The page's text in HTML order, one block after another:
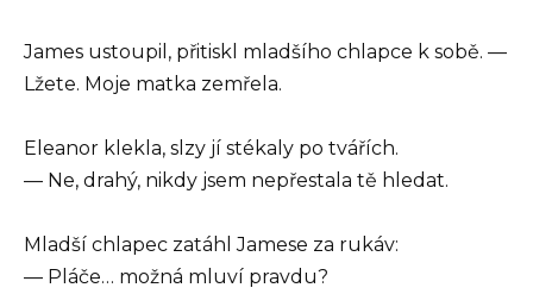
James ustoupil, přitiskl mladšího chlapce k sobě. —
Lžete. Moje matka zemřela.
Eleanor klekla, slzy jí stékaly po tvářích.
— Ne, drahý, nikdy jsem nepřestala tě hledat.
Mladší chlapec zatáhl Jamese za rukáv:
— Pláče… možná mluví pravdu?